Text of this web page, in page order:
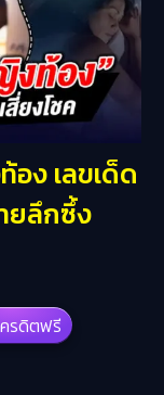
ง เลขเด็ด
ยลึกซึ้ง
รดิตฟรี